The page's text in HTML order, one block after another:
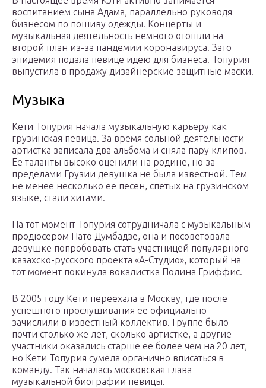
воспитанием сына Адама, параллельно руководя
бизнесом по пошиву одежды. Концерты и
музыкальная деятельность немного отошли на
второй план из-за пандемии коронавируса. Зато
эпидемия подала певице идею для бизнеса. Топурия
выпустила в продажу дизайнерские защитные маски.
Музыка
Кети Топурия начала музыкальную карьеру как
грузинская певица. За время сольной деятельности
артистка записала два альбома и сняла пару клипов.
Ее таланты высоко оценили на родине, но за
пределами Грузии девушка не была известной. Тем
не менее несколько ее песен, спетых на грузинском
языке, стали хитами.
На тот момент Топурия сотрудничала с музыкальным
продюсером Нато Думбадзе, она и посоветовала
девушке попробовать стать участницей популярного
казахско-русского проекта «А-Студио», который на
тот момент покинула вокалистка Полина Гриффис.
В 2005 году Кети переехала в Москву, где после
успешного прослушивания ее официально
зачислили в известный коллектив. Группе было
почти столько же лет, сколько артистке, а другие
участники оказались старше ее более чем на 20 лет,
но Кети Топурия сумела органично вписаться в
команду. Так началась московская глава
музыкальной биографии певицы.